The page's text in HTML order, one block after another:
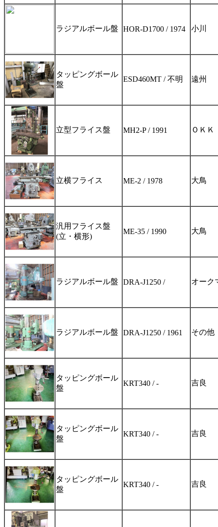
ラジアルボール盤 HOR-D1700 / 1974 小川
タッピングボール
盤
ESD460MT / 不明 遠州
立型フライス盤 MH2-P / 1991 ＯＫＫ
立横フライス ME-2 / 1978 大鳥
汎用フライス盤
(立・横形)
ME-35 / 1990 大鳥
ラジアルボール盤 DRA-J1250 / オーク
ラジアルボール盤 DRA-J1250 / 1961 その他
タッピングボール
盤
KRT340 / - 吉良
タッピングボール
盤
KRT340 / - 吉良
タッピングボール
盤
KRT340 / - 吉良